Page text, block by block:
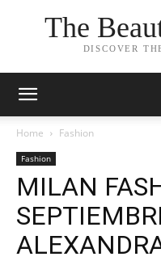
The
DISCOVER
Home Fashion
Fashion
MILAN